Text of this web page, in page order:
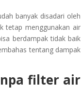
banyak disadari oleh
tetap menggunakan air
berdampak tidak baik
tentang dampak
filter air